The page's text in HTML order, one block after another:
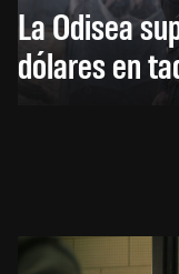
La Odisea
dólares en